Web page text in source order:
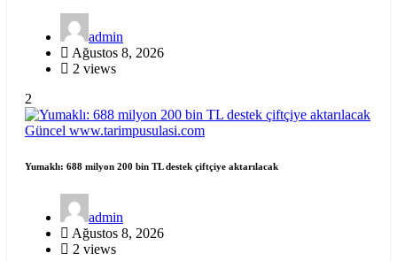
admin
Ağustos 8, 2026
2 views
2
Güncel www.tarimpusulasi.com
Yumaklı: 688 milyon 200 bin TL destek çiftçiye aktarılacak
admin
Ağustos 8, 2026
2 views